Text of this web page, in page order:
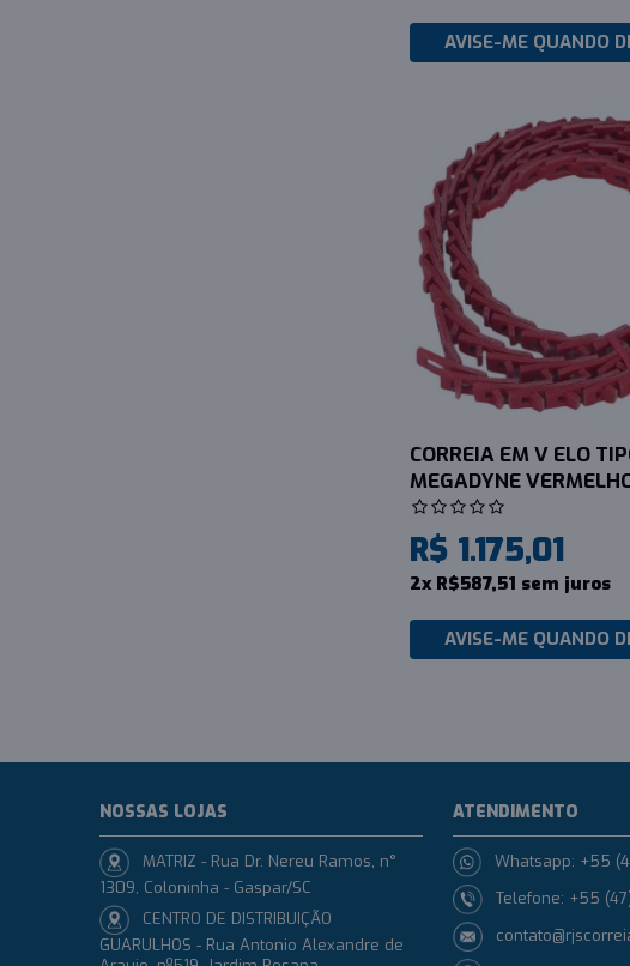
AVISE-ME QUANDO
CORREIA EM V ELO
MEGADYNE
R$ 1.175,01
2x R$587,51 sem juros
AVISE-ME QUANDO
NOSSAS LOJAS
MATRIZ - Rua Dr. Nereu Ramos, n°
1309, Coloninha - Gaspar/SC
CENTRO DE DISTRIBUIÇÃO
GUARULHOS - Rua Antonio Alexandre de
ATENDIMENTO
Whatsapp: +55
Telefone: +55